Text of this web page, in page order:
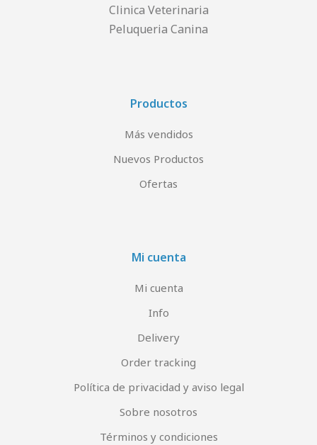
Clinica Veterinaria
Peluqueria Canina
Productos
Más vendidos
Nuevos Productos
Ofertas
Mi cuenta
Mi cuenta
Info
Delivery
Order tracking
Política de privacidad y aviso legal
Sobre nosotros
Términos y condiciones